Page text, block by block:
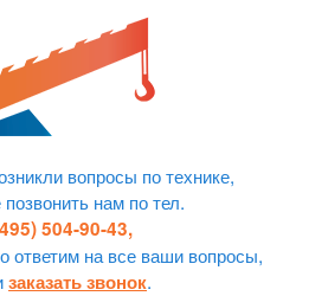
вопросы по технике,
нам по тел.
504-90-43,
ответим на все ваши вопросы,
заказать звонок.